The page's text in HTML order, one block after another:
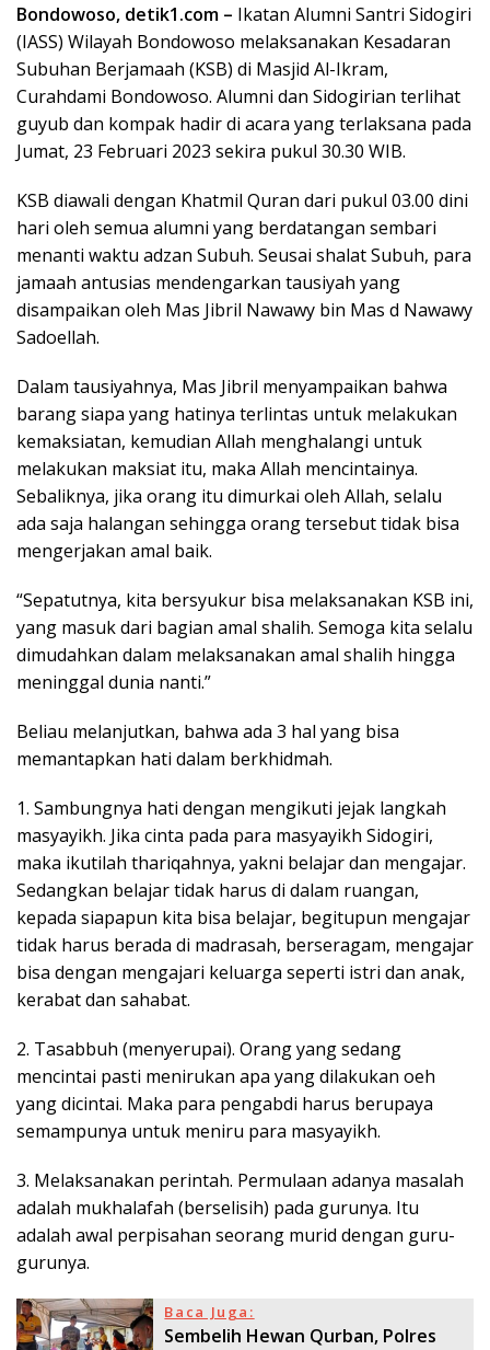
Bondowoso, detik1.com – Ikatan Alumni Santri Sidogiri
(IASS) Wilayah Bondowoso melaksanakan Kesadaran
Subuhan Berjamaah (KSB) di Masjid Al-Ikram,
Curahdami Bondowoso. Alumni dan Sidogirian terlihat
guyub dan kompak hadir di acara yang terlaksana pada
Jumat, 23 Februari 2023 sekira pukul 30.30 WIB.
KSB diawali dengan Khatmil Quran dari pukul 03.00 dini
hari oleh semua alumni yang berdatangan sembari
menanti waktu adzan Subuh. Seusai shalat Subuh, para
jamaah antusias mendengarkan tausiyah yang
disampaikan oleh Mas Jibril Nawawy bin Mas d Nawawy
Sadoellah.
Dalam tausiyahnya, Mas Jibril menyampaikan bahwa
barang siapa yang hatinya terlintas untuk melakukan
kemaksiatan, kemudian Allah menghalangi untuk
melakukan maksiat itu, maka Allah mencintainya.
Sebaliknya, jika orang itu dimurkai oleh Allah, selalu
ada saja halangan sehingga orang tersebut tidak bisa
mengerjakan amal baik.
“Sepatutnya, kita bersyukur bisa melaksanakan KSB ini,
yang masuk dari bagian amal shalih. Semoga kita selalu
dimudahkan dalam melaksanakan amal shalih hingga
meninggal dunia nanti.”
Beliau melanjutkan, bahwa ada 3 hal yang bisa
memantapkan hati dalam berkhidmah.
1. Sambungnya hati dengan mengikuti jejak langkah
masyayikh. Jika cinta pada para masyayikh Sidogiri,
maka ikutilah thariqahnya, yakni belajar dan mengajar.
Sedangkan belajar tidak harus di dalam ruangan,
kepada siapapun kita bisa belajar, begitupun mengajar
tidak harus berada di madrasah, berseragam, mengajar
bisa dengan mengajari keluarga seperti istri dan anak,
kerabat dan sahabat.
2. Tasabbuh (menyerupai). Orang yang sedang
mencintai pasti menirukan apa yang dilakukan oeh
yang dicintai. Maka para pengabdi harus berupaya
semampunya untuk meniru para masyayikh.
3. Melaksanakan perintah. Permulaan adanya masalah
adalah mukhalafah (berselisih) pada gurunya. Itu
adalah awal perpisahan seorang murid dengan guru-
gurunya.
Baca Juga:
Sembelih Hewan Qurban, Polres